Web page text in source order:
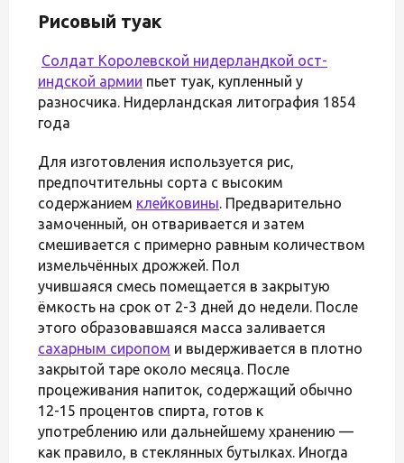
Рисовый туак
Солдат Королевской нидерландкой ост-
индской армии пьет туак, купленный у
разносчика. Нидерландская литография 1854
года
Для изготовления используется рис,
предпочтительны сорта с высоким
содержанием клейковины. Предварительно
замоченный, он отваривается и затем
смешивается с примерно равным количеством
измельчённых дрожжей. Пол
учившаяся смесь помещается в закрытую
ёмкость на срок от 2-3 дней до недели. После
этого образовавшаяся масса заливается
сахарным сиропом и выдерживается в плотно
закрытой таре около месяца. После
процеживания напиток, содержащий обычно
12-15 процентов спирта, готов к
употреблению или дальнейшему хранению —
как правило, в стеклянных бутылках. Иногда